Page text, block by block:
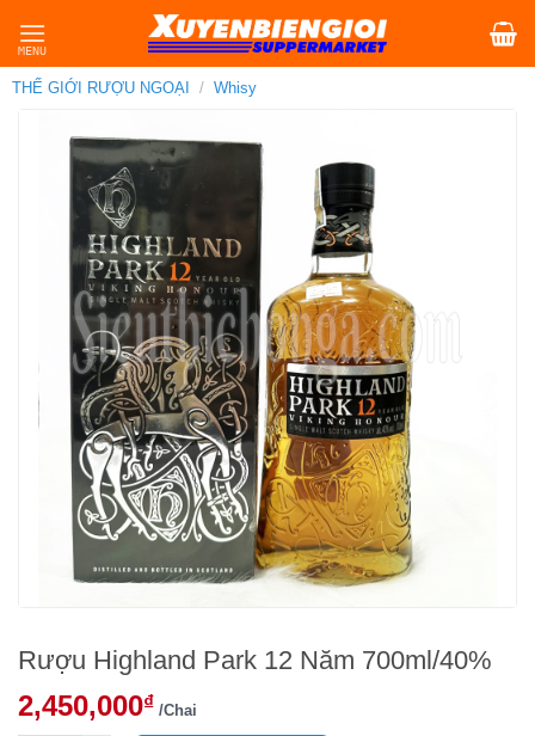
content
THẾ GIỚI RƯỢU NGOẠI / Whisy
Rượu Highland Park 12 Năm 700ml/40%
2,450,000₫ /Chai